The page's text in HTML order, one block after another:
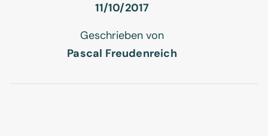
11/10/2017
Geschrieben von
Pascal Freudenreich